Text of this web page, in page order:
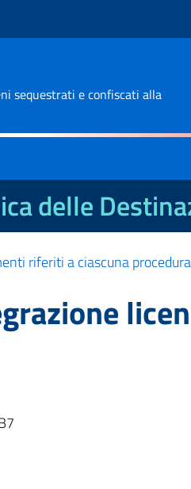
sequestrati e confiscati alla
delle
riferiti a ciascuna procedura